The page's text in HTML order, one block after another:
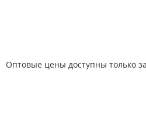
Оптовые цены доступны только